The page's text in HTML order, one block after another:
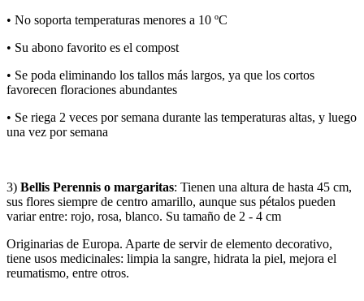
• No soporta temperaturas menores a 10 ºC
• Su abono favorito es el compost
• Se poda eliminando los tallos más largos, ya que los cortos
favorecen floraciones abundantes
• Se riega 2 veces por semana durante las temperaturas altas, y luego
una vez por semana
3) Bellis Perennis o margaritas: Tienen una altura de hasta 45 cm,
sus flores siempre de centro amarillo, aunque sus pétalos pueden
variar entre: rojo, rosa, blanco. Su tamaño de 2 - 4 cm
Originarias de Europa. Aparte de servir de elemento decorativo,
tiene usos medicinales: limpia la sangre, hidrata la piel, mejora el
reumatismo, entre otros.